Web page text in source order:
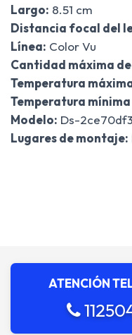
Largo: 8.51 cm
Distancia focal del
Línea: Color Vu
Cantidad máxima de
Temperatura
Temperatura
Modelo: Ds-
Lugares de montaje:
ATENCIÓN